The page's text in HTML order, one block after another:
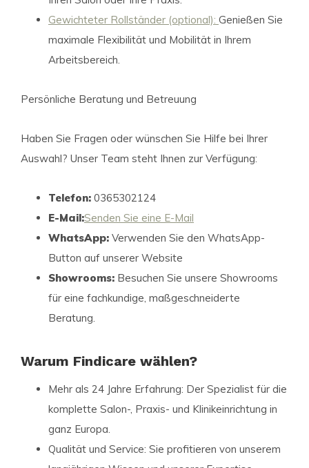
Gewichteter Rollständer (optional): Genießen Sie
maximale Flexibilität und Mobilität in Ihrem
Arbeitsbereich.
Persönliche Beratung und Betreuung
Haben Sie Fragen oder wünschen Sie Hilfe bei Ihrer
Auswahl? Unser Team steht Ihnen zur Verfügung:
Telefon: 0365302124
E-Mail:Senden Sie eine E-Mail
WhatsApp: Verwenden Sie den WhatsApp-
Button auf unserer Website
Showrooms: Besuchen Sie unsere Showrooms
für eine fachkundige, maßgeschneiderte
Beratung.
Warum Findicare wählen?
Mehr als 24 Jahre Erfahrung: Der Spezialist für die
komplette Salon-, Praxis- und Klinikeinrichtung in
ganz Europa.
Qualität und Service: Sie profitieren von unserem